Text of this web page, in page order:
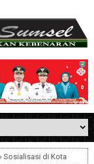
Sosialisasi di Kota